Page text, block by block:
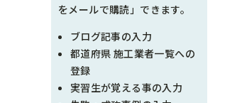
土木設計
現場問題点
その他
をメールで購読」できます。
ブログ記事の入力
都道府県 施工業者一覧への
登録
実習生が覚える事の入力